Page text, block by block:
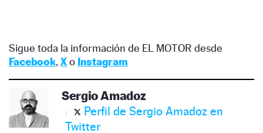
Sigue toda la información de EL MOTOR desde
Facebook, Xo Instagram
Sergio Amadoz
Perfil de Sergio Amadoz en
Twitter